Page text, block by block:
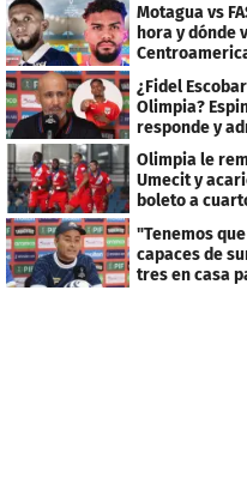
Motagua vs
hora y dónde
¿Fidel
Olimpia?
responde y
resultado fue
Olimpia le
Umecit y
boleto a
"Tenemos
capaces de
tres en casa